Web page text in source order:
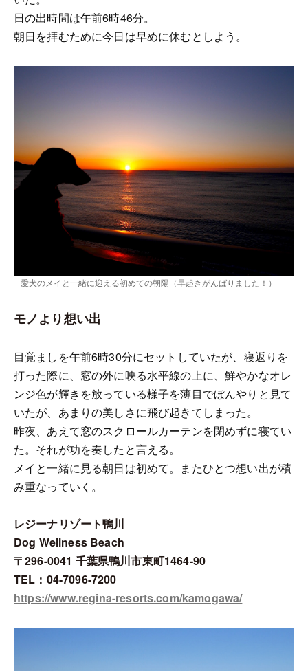
日の出時間は午前6時46分。
朝日を拝むために今日は早めに休むとしよう。
愛犬のメイと一緒に迎える初めての朝陽（早起きがんばりました！）
モノより想い出
目覚ましを午前6時30分にセットしていたが、寝返りを
打った際に、窓の外に映る水平線の上に、鮮やかなオレ
ンジ色が輝きを放っている様子を薄目でぼんやりと見て
いたが、あまりの美しさに飛び起きてしまった。
昨夜、あえて窓のスクロールカーテンを閉めずに寝てい
た。それが功を奏したと言える。
メイと一緒に見る朝日は初めて。またひとつ想い出が積
み重なっていく。
レジーナリゾート鴨川
Dog Wellness Beach
〒296-0041 千葉県鴨川市東町1464-90
TEL：04-7096-7200
https://www.regina-resorts.com/kamogawa/